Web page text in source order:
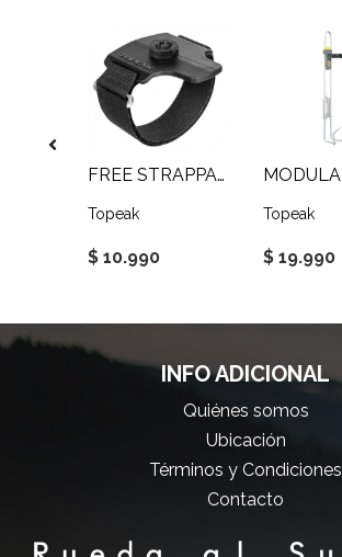
FREE STRAPPACK
Topeak
$ 10.990
Topeak
$ 19.990
INFO ADICIONAL
Quiénes somos
Ubicación
Términos y Condiciones
Contacto